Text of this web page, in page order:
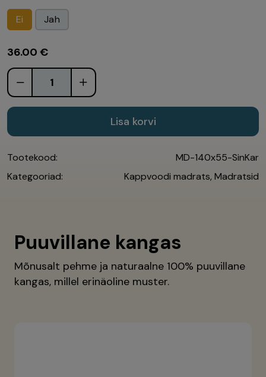
Ei Jah
36.00 €
Lisa korvi
Tootekood:
MD-140x55-SinKar
Kategooriad:
Kappvoodi madrats, Madratsid
Puuvillane kangas
Mõnusalt pehme ja naturaalne 100% puuvillane
kangas, millel erinäoline muster.